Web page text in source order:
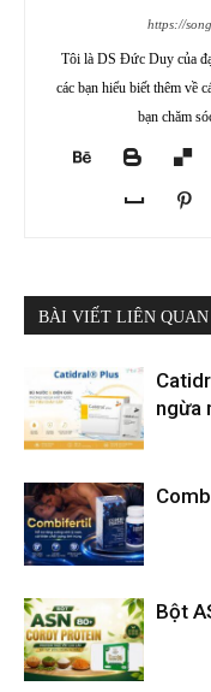
https://
Tôi là DS Đức Duy của
các bạn hiểu biết thêm về
bạn chăm
BÀI VIẾT LIÊN QUAN
ngừa
Bột